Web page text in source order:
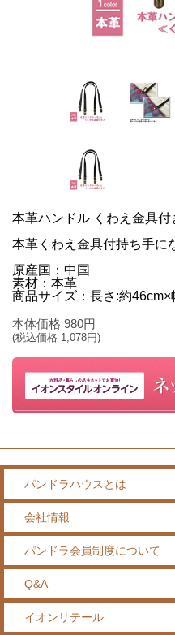
本革ハンドル くわえ金具付
本革くわえ金具付持ち手に
原産国：中国
素材：本革
商品サイズ：長さ:約46cm×
本体価格 980円
(税込価格 1,078円)
パンドラハウスとは
会社情報
パンドラ会員制度について
Q&A
イオンリテール